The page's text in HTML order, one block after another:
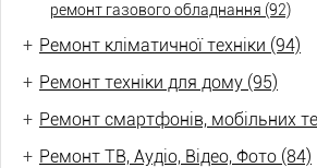
ремонт газового обладнання (92)
+ Ремонт кліматичної техніки (94)
+ Ремонт техніки для дому (95)
+ Ремонт смартфонів, мобільних
+ Ремонт ТВ, Аудіо, Відео, Фото (84)